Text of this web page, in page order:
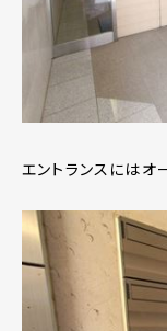
エントランスには